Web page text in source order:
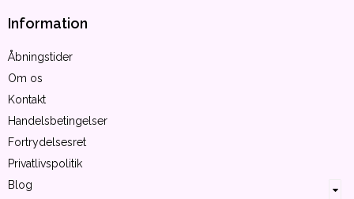
Information
Åbningstider
Om os
Kontakt
Handelsbetingelser
Fortrydelsesret
Privatlivspolitik
Blog